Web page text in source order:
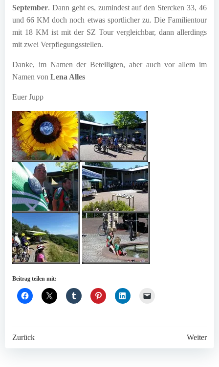
September. Dann geht es, zumindest auf den Stercken 33, 46
und 66 KM doch noch etwas sportlicher zu. Die Familientour
mit 18 KM ist mit der SZ Tour vergleichbar, dann allerdings
mit zwei Verpflegungsstellen.
Danke, im Namen der Beteiligten, aber auch vor allem im
Namen von Lena Alles
Euer Jupp
Beitrag teilen mit:
Post
Zurück
Post
Weiter